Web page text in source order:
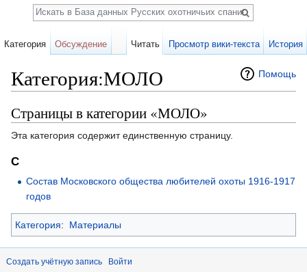
Помощь
Категория:МОЛО
Страницы в категории «МОЛО»
Эта категория содержит единственную страницу.
С
Состав Московского общества любителей охоты 1916-1917
годов
Категория: Материалы
Создать учётную запись Войти
Категория Обсуждение Читать Просмотр вики-текста История
Поиск